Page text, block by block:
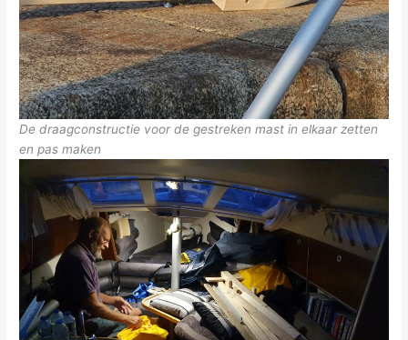
De draagconstructie voor de gestreken mast in elkaar zetten
en pas maken